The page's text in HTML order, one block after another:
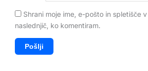
Shrani moje ime, e-pošto in spletišče
naslednjič, ko komentiram.